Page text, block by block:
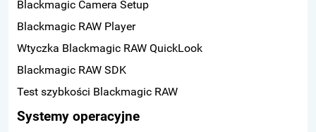
Blackmagic Camera Setup
Blackmagic RAW Player
Wtyczka Blackmagic RAW QuickLook
Blackmagic RAW SDK
Test szybkości Blackmagic RAW
Systemy operacyjne